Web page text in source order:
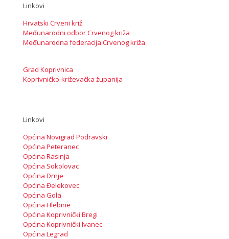
Linkovi
Hrvatski Crveni križ
Međunarodni odbor Crvenog križa
Međunarodna federacija Crvenog križa
Grad Koprivnica
Koprivničko-križevačka županija
Linkovi
Općina Novigrad Podravski
Općina Peteranec
Općina Rasinja
Općina Sokolovac
Općina Drnje
Općina Đelekovec
Općina Gola
Općina Hlebine
Općina Koprivnički Bregi
Općina Koprivnički Ivanec
Općina Legrad